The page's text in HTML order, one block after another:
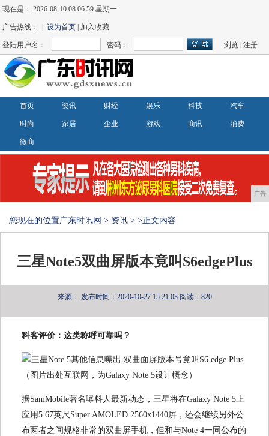
现在是：2026-08-10 08:06:59 星期一
广告热线： |设为首页 | 加入收藏
登陆用户名： 密码： 浏览 |注册
首页 资讯 财经 娱乐 科技 汽车
时尚 家居 企业 游戏 商讯 消费
微商
广告
您现在的位置广东时讯网 > 资讯 > >正文内容
三星Note5双曲屏版本竟叫S6edgePlus
来源： 发布时间：2020-10-27 15:21:03 阅读：820
科客评价：这类称呼可靠吗？
（图片出处互联网，为Galaxy Note 5设计概念）
据SamMobile著名曝料人最新动态，三星将在Galaxy Note 5上
应用5.67英尺Super AMOLED 2560x1440屏，还会继续另外公
布两者之间规格非常的双曲屏手机，但和与Note 4一同公布的